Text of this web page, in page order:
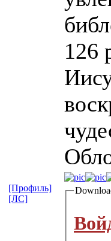
126
[Профиль]
[ЛС]